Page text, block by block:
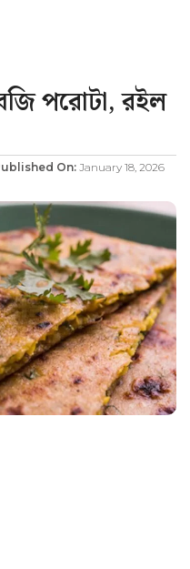
পরোটা, রইল
On: January 18, 2026